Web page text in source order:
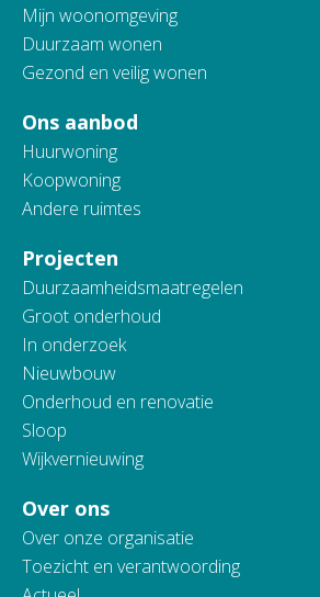
Mijn woonomgeving
Duurzaam wonen
Gezond en veilig wonen
Ons aanbod
Huurwoning
Koopwoning
Andere ruimtes
Projecten
Duurzaamheidsmaatregelen
Groot onderhoud
In onderzoek
Nieuwbouw
Onderhoud en renovatie
Sloop
Wijkvernieuwing
Over ons
Over onze organisatie
Toezicht en verantwoording